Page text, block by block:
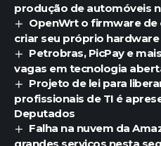
produção de automóveis
OpenWrt o firmware
criar seu próprio hardware
Petrobras, PicPay e
vagas em tecnologia
Projeto de lei para
profissionais de TI é
Deputados
Falha na nuvem da
grandes serviços nesta